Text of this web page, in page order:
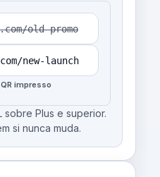
old-promo
new-launch
impresso
sobre Plus e superior.
si nunca muda.